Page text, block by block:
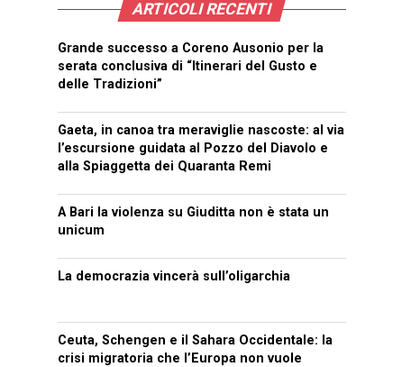
ARTICOLI RECENTI
Grande successo a Coreno Ausonio per la
serata conclusiva di “Itinerari del Gusto e
delle Tradizioni”
Gaeta, in canoa tra meraviglie nascoste: al via
l’escursione guidata al Pozzo del Diavolo e
alla Spiaggetta dei Quaranta Remi
A Bari la violenza su Giuditta non è stata un
unicum
La democrazia vincerà sull’oligarchia
Ceuta, Schengen e il Sahara Occidentale: la
crisi migratoria che l’Europa non vuole